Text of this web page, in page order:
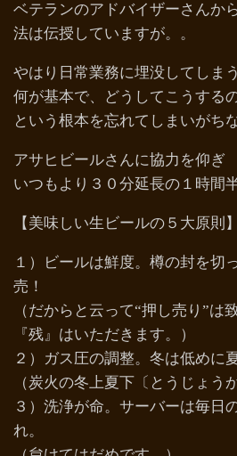
ベテランのアドバイザーさんか
法は伝授していますが。。
やはり日常業務に埋没してしま
何が基本で、どうしてこうする
という根本を忘れてしまいがち
アサヒビールさんに協力を仰ぎ
いつもより３０分延長の１時間
【美味しい生ビールの５大原則】
１）ビールは鮮度。樽の封を切
売！
（だからと云って“押し売り”は
『残』はいただきます。）
２）ガス圧の調整。冬は低めに
（炭火の冬上夏下〔とうじょう
３）洗浄が命。サーバーは毎日
れ。